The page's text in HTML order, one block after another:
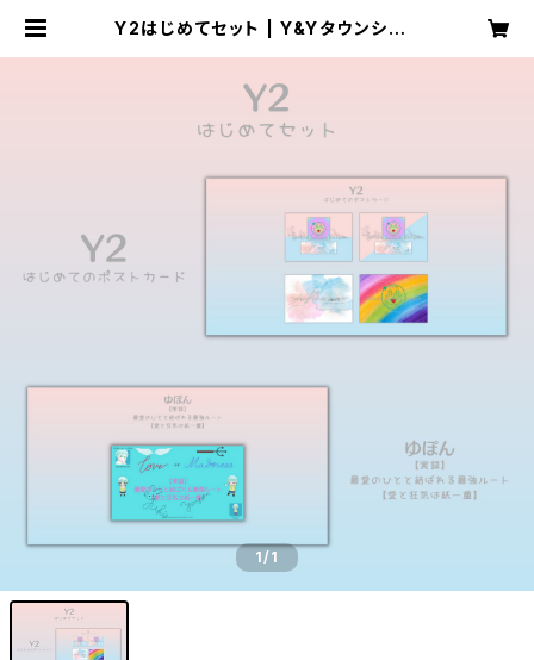
Y2はじめてセット | Y&Yタウンショッ
1/1